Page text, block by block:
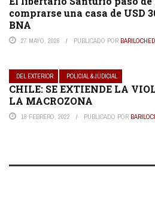
comprarse una casa de USD
BNA
27 MAYO, 2026 PUBLICADO POR BARILOCHED
DEL EXTERIOR POLICIAL & JUDICIAL
CHILE: SE EXTIENDE LA
LA MACROZONA
18 FEBRERO, 2022 PUBLICADO POR